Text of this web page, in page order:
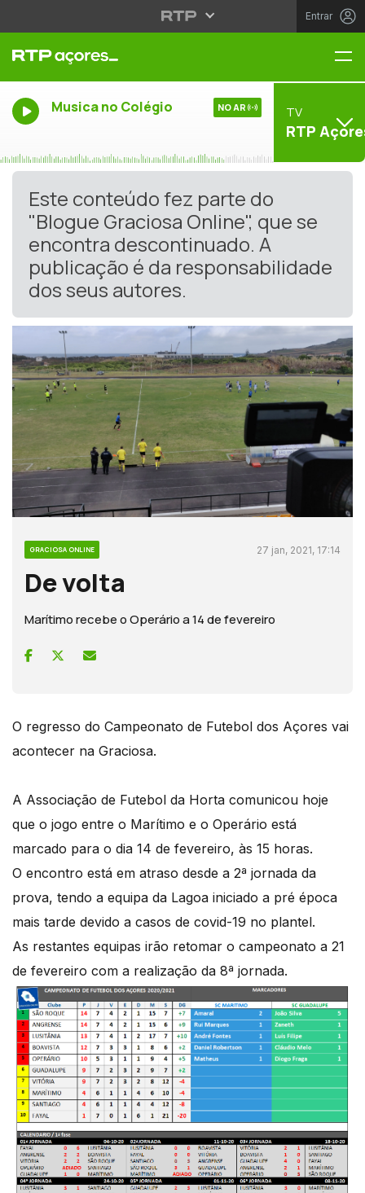
Entrar
Musica no Colégio NO AR TV
RTP
Este conteúdo fez parte do
"Blogue Graciosa Online", que se
encontra descontinuado. A
publicação é da responsabilidade
dos seus autores.
GRACIOSA ONLINE 27 jan, 2021, 17:14
De volta
Marítimo recebe o Operário a 14 de fevereiro
O regresso do Campeonato de Futebol dos Açores vai
acontecer na Graciosa.
A Associação de Futebol da Horta comunicou hoje
que o jogo entre o Marítimo e o Operário está
marcado para o dia 14 de fevereiro, às 15 horas.
O encontro está em atraso desde a 2ª jornada da
prova, tendo a equipa da Lagoa iniciado a pré época
mais tarde devido a casos de covid-19 no plantel.
As restantes equipas irão retomar o campeonato a 21
de fevereiro com a realização da 8ª jornada.